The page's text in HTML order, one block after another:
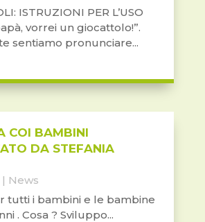
ISTRUZIONI PER L’USO
vorrei un giocattolo!”.
sentiamo pronunciare...
COI BAMBINI
DA STEFANIA
| News
tutti i bambini e le bambine
. Cosa ? Sviluppo...